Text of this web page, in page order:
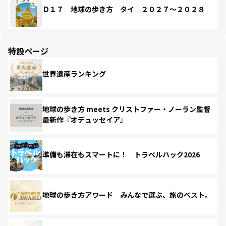
Ｄ１７ 地球の歩き方 タイ ２０２７～２０２８
特設ページ
世界遺産ランキング
地球の歩き方 meets クリストファー・ノーラン監督
最新作『オデュッセイア』
準備も滞在もスマートに！ トラベルハック2026
地球の歩き方アワード みんなで選ぶ、旅のベスト。